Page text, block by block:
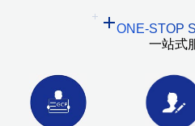
ONE-STOP
一站式